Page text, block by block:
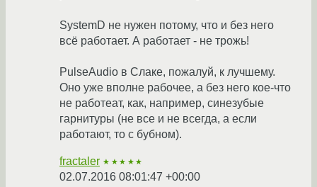
SystemD не нужен потому, что и без него
всё работает. А работает - не трожь!
PulseAudio в Слаке, пожалуй, к лучшему.
Оно уже вполне рабочее, а без него кое-что
не работеат, как, например, синезубые
гарнитуры (не все и не всегда, а если
работают, то с бубном).
fractaler ★★★★★
02.07.2016 08:01:47 +00:00